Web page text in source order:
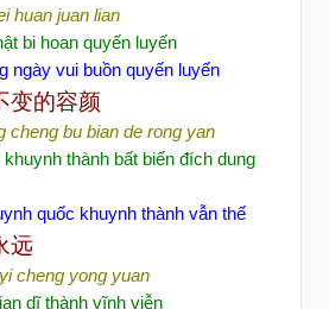
huan juan lian
bi hoan quyến luyến
ngày vui buồn quyến luyến
变的容颜
cheng bu bian de rong yan
thành bất biến đích dung
quốc khuynh thành vẫn thế
远
cheng yong yuan
dĩ thành vĩnh viễn